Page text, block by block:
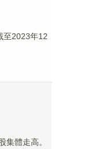
至2023年12
體走高。